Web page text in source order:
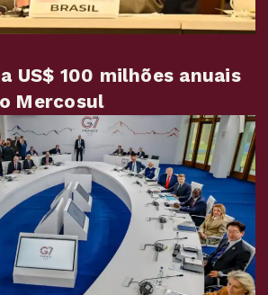
US$ 100 milhões anuais
Mercosul